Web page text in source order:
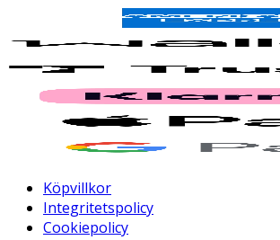
Köpvillkor
Integritetspolicy
Cookiepolicy